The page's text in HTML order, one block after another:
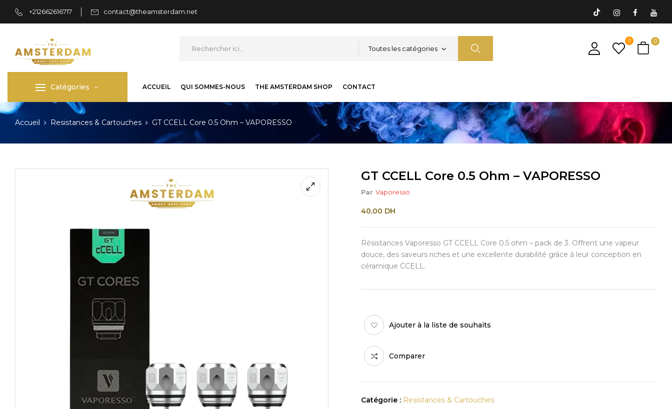
+212662616717 contact@theamsterdam.net
Toutes les catégories
0 0
Catégories ACCUEIL QUI SOMMES-NOUS THE AMSTERDAM SHOP CONTACT
Accueil Resistances & Cartouches GT CCELL Core 0.5 Ohm – VAPORESSO
GT CCELL Core 0.5 Ohm – VAPORESSO
Par Vaporesso
40,00 DH
Résistances Vaporesso GT CCELL Core 0.5 ohm – pack de 3. Offrent une vapeur
douce, des saveurs riches et une excellente durabilité grâce à leur conception en
céramique CCELL.
Ajouter à la liste de souhaits
Comparer
Catégorie : Resistances & Cartouches